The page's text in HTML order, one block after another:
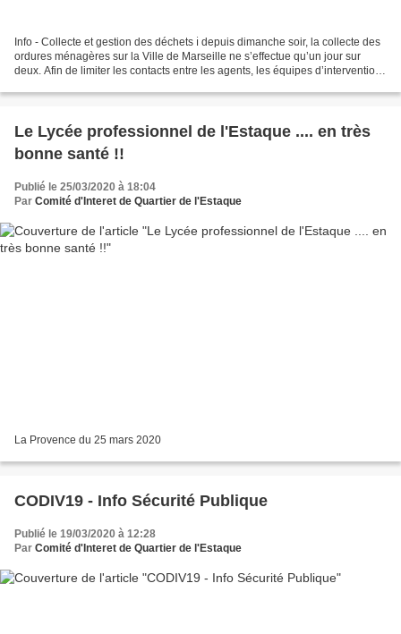
Info - Collecte et gestion des déchets ℹ depuis dimanche soir, la collecte des
ordures ménagères sur la Ville de Marseille ne s’effectue qu’un jour sur
deux. Afin de limiter les contacts entre les agents, les équipes d’intervention
Le Lycée professionnel de l'Estaque .... en très
bonne santé !!
Publié le 25/03/2020 à 18:04
Par Comité d'Interet de Quartier de l'Estaque
La Provence du 25 mars 2020
CODIV19 - Info Sécurité Publique
Publié le 19/03/2020 à 12:28
Par Comité d'Interet de Quartier de l'Estaque